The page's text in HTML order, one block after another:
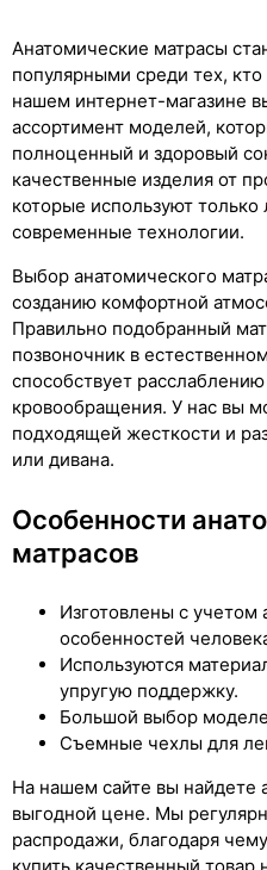
Анатомические матрасы
популярными среди тех,
нашем интернет-магазине
ассортимент моделей,
полноценный и здоровый
качественные изделия от
которые используют
современные технологии.
Выбор анатомического
созданию комфортной
Правильно подобранный
позвоночник в
способствует
кровообращения. У нас вы
подходящей жесткости и
или дивана.
Особенности
матрасов
Изготовлены с учетом
особенностей
Используются
упругую поддержку.
Большой выбор
Съемные чехлы для
На нашем сайте вы найдете
выгодной цене. Мы
распродажи, благодаря